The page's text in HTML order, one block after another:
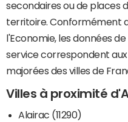
secondaires ou de places
territoire. Conformément
l'Economie, les données
service correspondent
majorées des villes de
Villes à proximité
Alairac (11290)